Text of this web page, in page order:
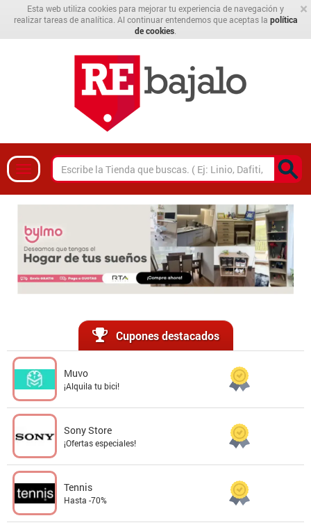
×
Esta web utiliza cookies para mejorar tu experiencia de navegación y
realizar tareas de analítica. Al continuar entendemos que aceptas la política
de cookies
Cupones destacados
Muvo
¡Alquila tu bici!
Sony Store
¡Ofertas especiales!
Tennis
Hasta -70%